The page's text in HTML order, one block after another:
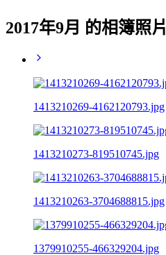
2017年9月 的相簿照片
1413210269-4162120793.jpg
1413210273-819510745.jpg
1413210263-3704688815.jpg
1379910255-466329204.jpg